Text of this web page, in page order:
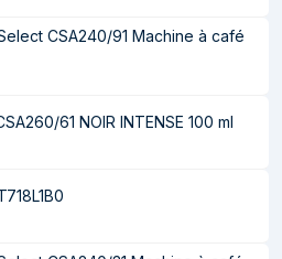
CSA240/91 Machine à café
61 NOIR INTENSE 100 ml